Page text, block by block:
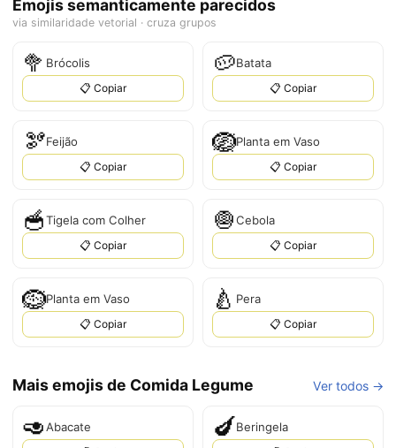
Emojis semanticamente parecidos
via similaridade vetorial · cruza grupos
🥦 Brócolis
📋 Copiar
🥔Batata
📋 Copiar
🫘Feijão
📋 Copiar
🪺Planta em Vaso
📋 Copiar
🥣Tigela com Colher
📋 Copiar
🧅Cebola
📋 Copiar
🪹Planta em Vaso
📋 Copiar
🍐 Pera
📋 Copiar
Mais emojis de Comida Legume Ver todos →
🥑Abacate 🍆Beringela